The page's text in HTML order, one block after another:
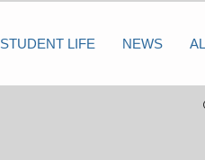
STUDENT LIFE NEWS